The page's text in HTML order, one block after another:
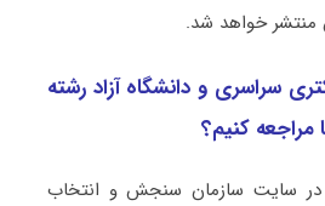
خواهد شد.
سراسری و دانشگاه آزاد رشته
مراجعه کنیم؟
در سایت سازمان سنجش و انتخاب